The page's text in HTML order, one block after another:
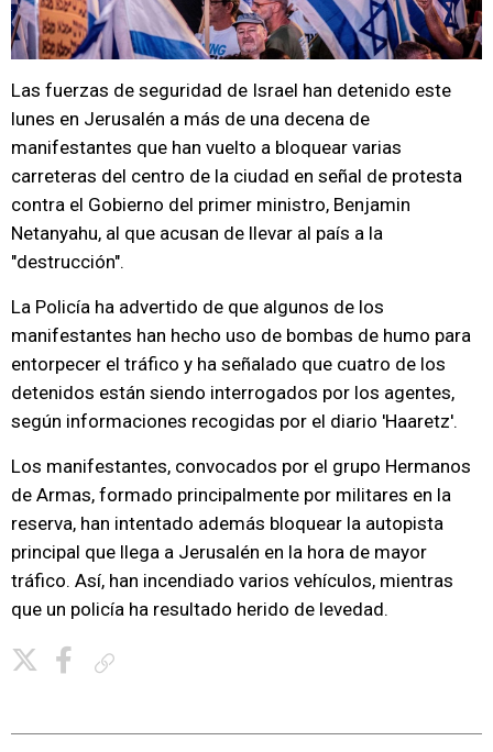
Las fuerzas de seguridad de Israel han detenido este
lunes en Jerusalén a más de una decena de
manifestantes que han vuelto a bloquear varias
carreteras del centro de la ciudad en señal de protesta
contra el Gobierno del primer ministro, Benjamin
Netanyahu, al que acusan de llevar al país a la
"destrucción".
La Policía ha advertido de que algunos de los
manifestantes han hecho uso de bombas de humo para
entorpecer el tráfico y ha señalado que cuatro de los
detenidos están siendo interrogados por los agentes,
según informaciones recogidas por el diario 'Haaretz'.
Los manifestantes, convocados por el grupo Hermanos
de Armas, formado principalmente por militares en la
reserva, han intentado además bloquear la autopista
principal que llega a Jerusalén en la hora de mayor
tráfico. Así, han incendiado varios vehículos, mientras
que un policía ha resultado herido de levedad.